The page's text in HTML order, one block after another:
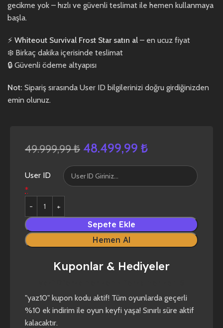
gecikme yok – hızlı ve güvenli teslimat ile hemen kullanmaya
başla.
⚡ Whiteout Survival Frost Star satın al – en ucuz fiyat
❄️ Birkaç dakika içerisinde teslimat
🔒 Güvenli ödeme altyapısı
Not: Sipariş sırasında User ID bilgilerinizi doğru girdiğinizden
emin olunuz.
49.999,99₺ 48.499,99 ₺
User ID
*
Sepete Ekle
Hemen Al
Kuponlar & Hediyeler
"yaz10" kupon kodu aktif! Tüm oyunlarda geçerli
%10 ek indirim ile oyun keyfi yaşa! Sınırlı süre aktif
kalacaktır.